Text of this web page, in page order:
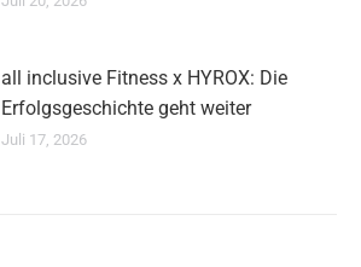
all inclusive Fitness x HYROX: Die
Erfolgsgeschichte geht weiter
Juli 17, 2026